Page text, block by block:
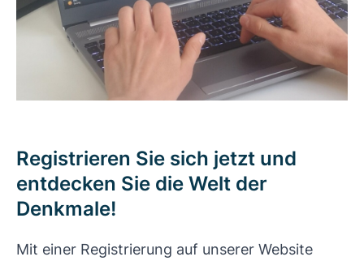
Registrieren Sie sich jetzt und
entdecken Sie die Welt der
Denkmale!
Mit einer Registrierung auf unserer Website